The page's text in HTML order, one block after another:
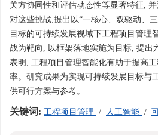
关方协同性和评估动态性等显著特征,
对这些挑战,提出以“一核心、双驱动、
目标的可持续发展视域下工程项目管理
战为靶向, 以框架落地实施为目标, 提出
表明, 工程项目管理智能化有助于提高
率。研究成果为实现可持续发展目标与
供可行方案与参考。
关键词: 工程项目管理 / 人工智能 /